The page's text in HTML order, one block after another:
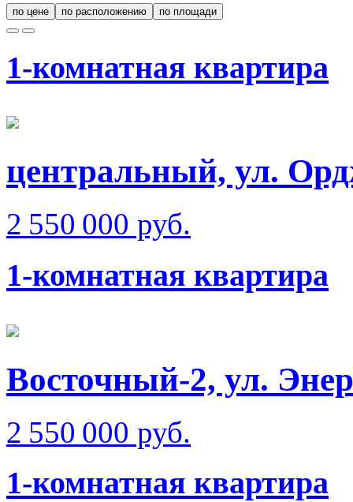
по цене по расположению по площади
1-комнатная квартира
центральный, ул.
2 550 000 руб.
1-комнатная квартира
Восточный-2, ул.
2 550 000 руб.
1-комнатная квартира